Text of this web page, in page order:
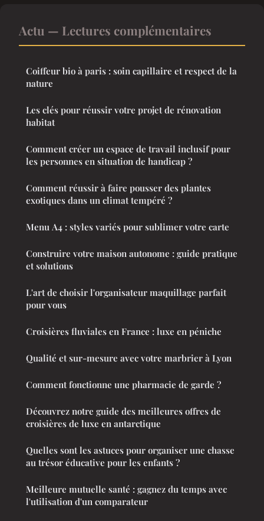
Actu — Lectures complémentaires
Coiffeur bio à paris : soin capillaire et respect de la
nature
Les clés pour réussir votre projet de rénovation
habitat
Comment créer un espace de travail inclusif pour
les personnes en situation de handicap ?
Comment réussir à faire pousser des plantes
exotiques dans un climat tempéré ?
Menu A4 : styles variés pour sublimer votre carte
Construire votre maison autonome : guide pratique
et solutions
L'art de choisir l'organisateur maquillage parfait
pour vous
Croisières fluviales en France : luxe en péniche
Qualité et sur-mesure avec votre marbrier à Lyon
Comment fonctionne une pharmacie de garde ?
Découvrez notre guide des meilleures offres de
croisières de luxe en antarctique
Quelles sont les astuces pour organiser une chasse
au trésor éducative pour les enfants ?
Meilleure mutuelle santé : gagnez du temps avec
l'utilisation d'un comparateur